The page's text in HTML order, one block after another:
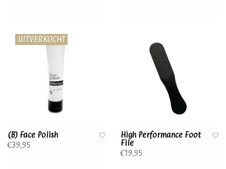
UITVERKOCHT
(B) Face Polish
€39,95
High Performance Foot
File
€19,95